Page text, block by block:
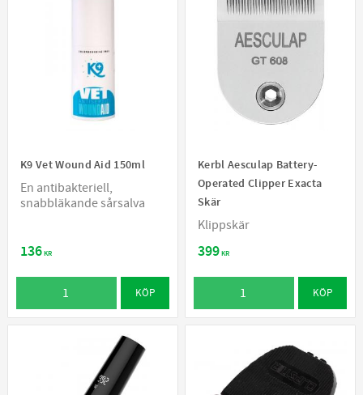
K9 Vet Wound Aid 150ml
En antibakteriell,
snabbläkande sårsalva
136KR
KÖP
Kerbl Aesculap Battery-
Operated Clipper Exacta
Skär
Klippskär
399KR
KÖP